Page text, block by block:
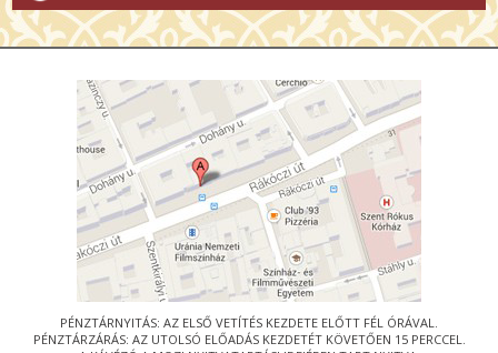
PÉNZTÁRNYITÁS: AZ ELSŐ VETÍTÉS KEZDETE ELŐTT FÉL ÓRÁVAL.
PÉNZTÁRZÁRÁS: AZ UTOLSÓ ELŐADÁS KEZDETÉT KÖVETŐEN 15 PERCCEL.